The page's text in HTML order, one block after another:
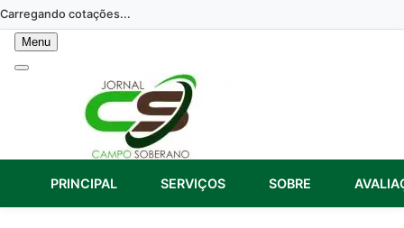
Skip
to
content
Carregando cotações...
Menu
PRINCIPAL SERVIÇOS SOBRE